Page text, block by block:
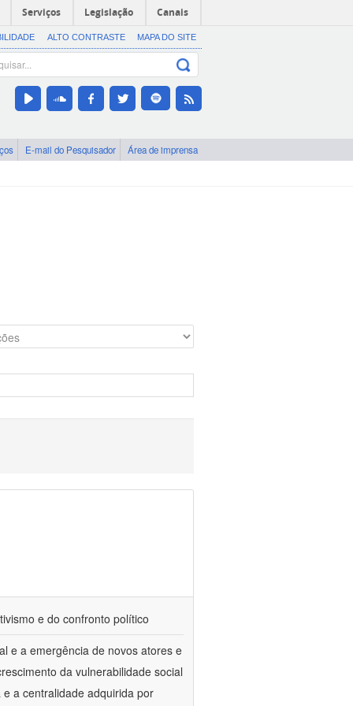
Serviços Legislação Canais
ALTO CONTRASTE MAPA DO SITE
E-mail do Pesquisador Área de imprensa
e do confronto político
e a emergência de novos atores e
da vulnerabilidade social
a centralidade adquirida por